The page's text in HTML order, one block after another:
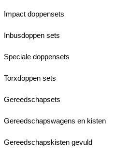
Impact doppensets
Inbusdoppen sets
Speciale doppensets
Torxdoppen sets
Gereedschapsets
Gereedschapswagens en kisten
Gereedschapskisten gevuld